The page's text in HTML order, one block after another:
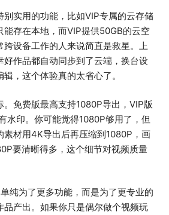
别实用的功能，比如VIP专属的云存储
能存在本地，而VIP提供50GB的云空
跨设备工作的人来说简直是救星。上
好作品都自动同步到了云端，换台设
，这个体验真的太省心了。
。免费版最高支持1080P导出，VIP版
水印。你可能觉得1080P够用了，但
素材用4K导出后再压缩到1080P，画
要清晰得多，这个细节对视频质量
纯为了更多功能，而是为了更专业的
品产出。如果你只是偶尔做个视频玩